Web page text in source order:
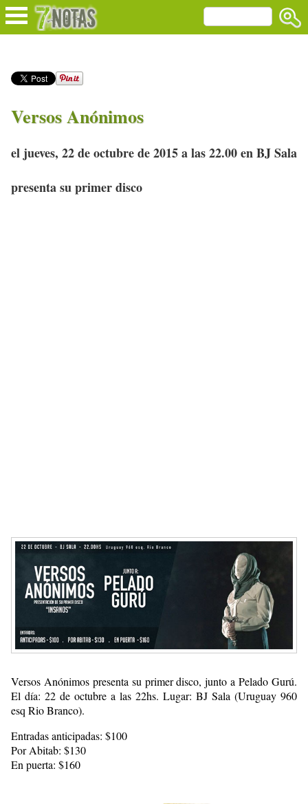
Versos Anónimos
el jueves, 22 de octubre de 2015 a las 22.00 en BJ Sala
presenta su primer disco
Versos Anónimos presenta su primer disco, junto a Pelado Gurú.
El día: 22 de octubre a las 22hs. Lugar: BJ Sala (Uruguay 960
esq Rio Branco).
Entradas anticipadas: $100
Por Abitab: $130
En puerta: $160